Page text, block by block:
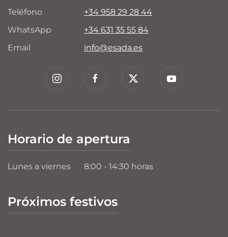
Teléfono
+34 958 29 28 44
WhatsApp
+34 631 35 55 84
Email
info@esada.es
Horario de apertura
Lunes a viernes 8:00 - 14:30 horas
Próximos festivos